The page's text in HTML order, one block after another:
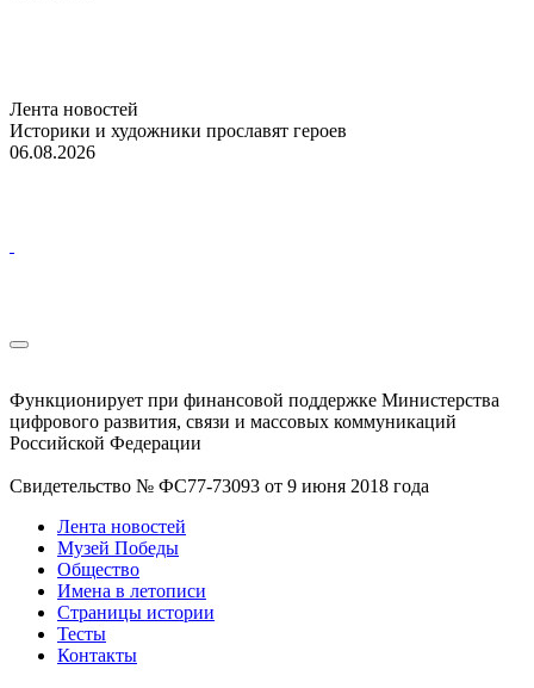
Лента новостей
Историки и художники прославят героев
06.08.2026
Функционирует при финансовой поддержке Министерства
цифрового развития, связи и массовых коммуникаций
Российской Федерации
Свидетельство № ФС77-73093 от 9 июня 2018 года
Лента новостей
Музей Победы
Общество
Имена в летописи
Страницы истории
Тесты
Контакты